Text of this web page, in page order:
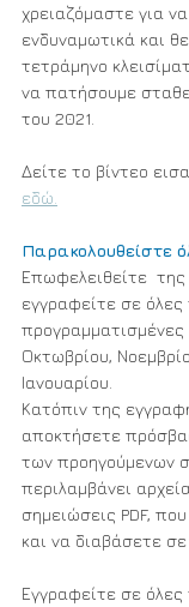
χρειαζόμαστε για
ενδυναμωτικά και
τετράμηνο
να πατήσουμε
του 2021.
Δείτε το βίντεο
εδώ.
Παρακολουθείστε
Επωφελειθείτε  της
εγγραφείτε σε όλες
προγραμματισμένες
Οκτωβρίου,
Ιανουαρίου.
Κατόπιν της
αποκτήσετε
των προηγούμενων
περιλαμβάνει
σημειώσεις PDF,
και να διαβάσετε σε
Εγγραφείτε σε όλες